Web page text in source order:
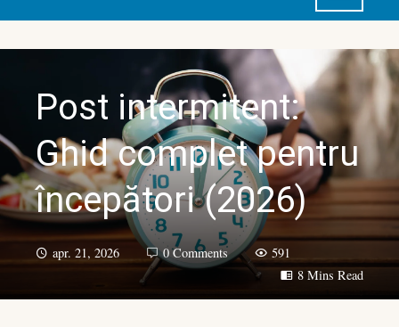
Post intermitent:
Ghid complet pentru
începători (2026)
apr. 21, 2026 0 Comments
591
8 Mins Read